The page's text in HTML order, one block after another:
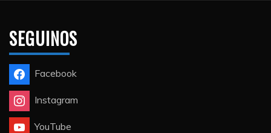
SEGUINOS
Facebook
Instagram
YouTube